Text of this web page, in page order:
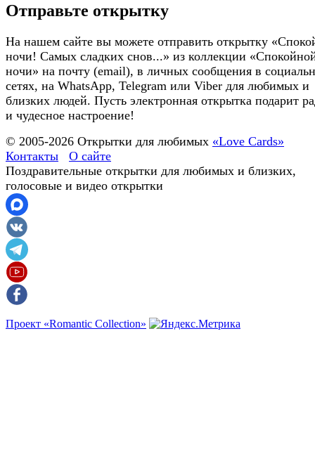
Отправьте открытку
На нашем сайте вы можете отправить открытку
ночи! Самых сладких снов...» из коллекции
ночи» на почту (email), в личных сообщения в
сетях, на WhatsApp, Telegram или Viber для любимых и
близких людей. Пусть электронная открытка подарит
и чудесное настроение!
© 2005-2026 Открытки для любимых «Love Cards»
Контакты
О сайте
Поздравительные открытки для любимых и близких,
голосовые и видео открытки
Проект «Romantic Collection»